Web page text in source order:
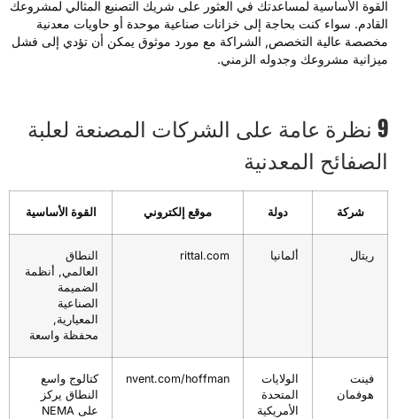
الأساسية لمساعدتك في العثور على شريك التصنيع المثالي لمشروعك
سواء كنت بحاجة إلى خزانات صناعية موحدة أو حاويات معدنية
عالية التخصص, الشراكة مع مورد موثوق يمكن أن تؤدي إلى فشل
مشروعك وجدوله الزمني.
9 نظرة عامة على الشركات المصنعة لعلبة
المعدنية
شركة دولة موقع إلكتروني القوة الأساسية
ريتال ألمانيا rittal.com
النطاق
العالمي, أنظمة
الضميمة
الصناعية
المعيارية,
محفظة واسعة
فينت
هوفمان
الولايات
المتحدة
الأمريكية
nvent.com/hoffman
كتالوج واسع
النطاق يركز
على NEMA